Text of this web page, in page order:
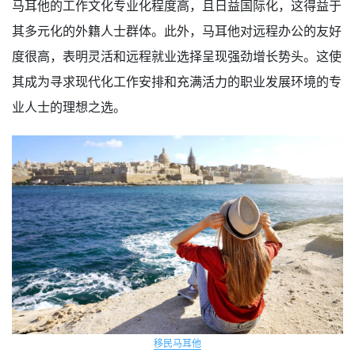
马耳他的工作文化专业化程度高，且日益国际化，这得益于
其多元化的外籍人士群体。此外，马耳他对远程办公的友好
度很高，表明灵活和远程就业选择呈现强劲增长势头。这使
其成为寻求现代化工作安排和充满活力的职业发展环境的专
业人士的理想之选。
移民马耳他